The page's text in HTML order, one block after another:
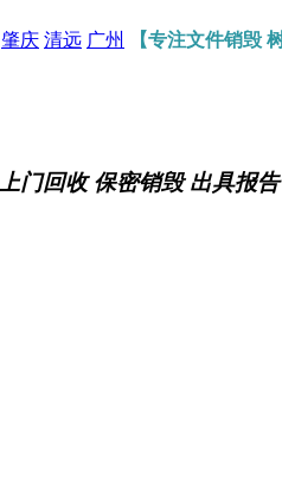
肇庆 清远 广州 【专注文件销毁
上门回收 保密销毁 出具报告